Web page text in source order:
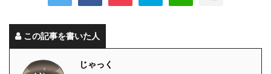
この記事を書いた人
じゃっく